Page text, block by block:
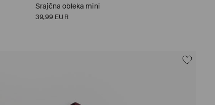
Srajčna obleka mini
39,99 EUR